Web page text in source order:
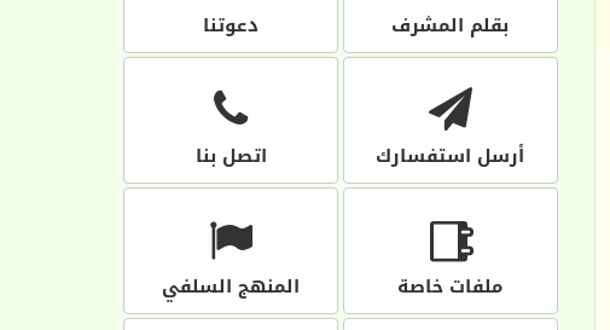
بقلم المشرف دعوتنا
أرسل استفسارك اتصل بنا
ملفات خاصة المنهج السلفي